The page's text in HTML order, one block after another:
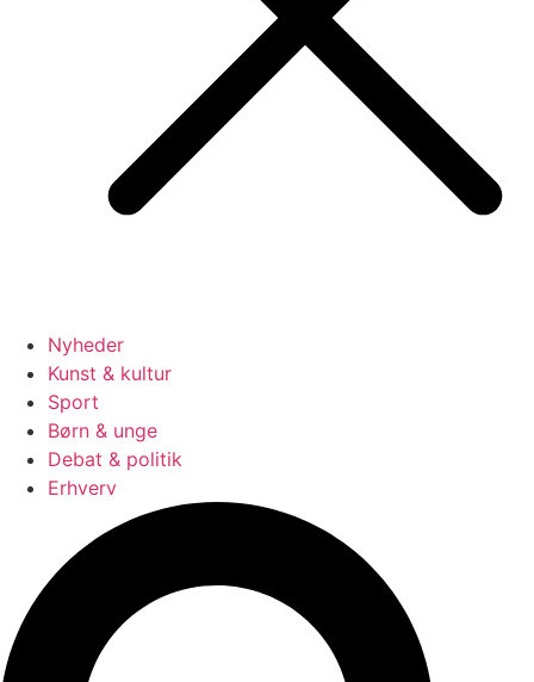
Nyheder
Kunst & kultur
Sport
Børn & unge
Debat & politik
Erhverv